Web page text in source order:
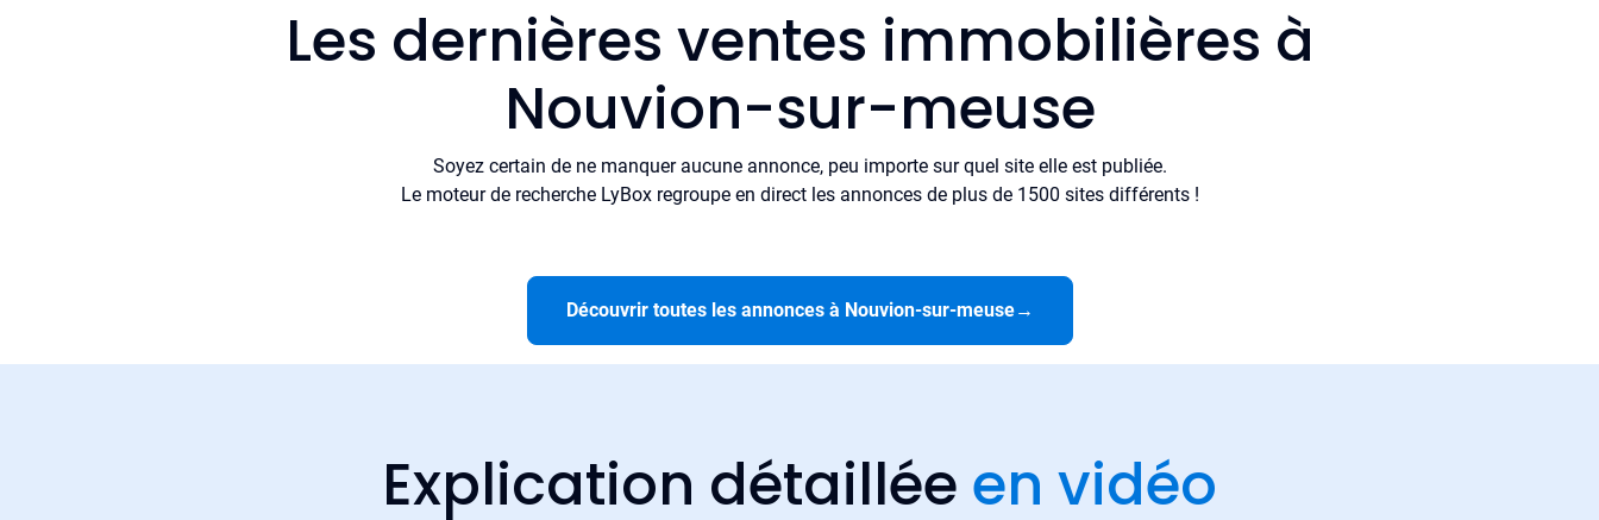
Les dernières ventes immobilières à
Nouvion-sur-meuse
Soyez certain de ne manquer aucune annonce, peu importe sur quel site elle est publiée.
Le moteur de recherche LyBox regroupe en direct les annonces de plus de 1500 sites différents !
Découvrir toutes les annonces à Nouvion-sur-meuse→
Explication détaillée en vidéo